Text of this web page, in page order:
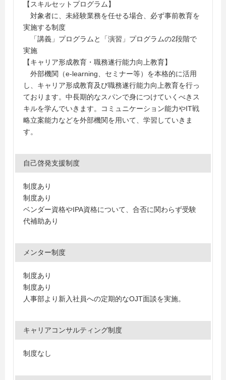
【スキルセットプログラム】
対象者に、未経験業務を任せる場合、必ず事前教育を
実施する制度
「講義」プログラムと「演習」プログラムの2段階で
実施
【キャリア形成教育・職務遂行能力向上教育】
外部機関（e-learning、セミナー等）を本格的に活用
し、キャリア形成教育及び職務遂行能力向上教育を行っ
ております。中長期的なスパンで身につけていくべきス
キルを学んでいきます。コミュニケーション能力やIT戦
略立案能力などを外部機関を用いて、学習していきま
す。
自己啓発支援制度
制度あり
制度あり
ベンダー資格やIPA資格について、合否に関わらず受験
代補助あり
メンター制度
制度あり
制度あり
人事部より新入社員への定期的なOJT面談を実施。
キャリアコンサルティング制度
制度なし